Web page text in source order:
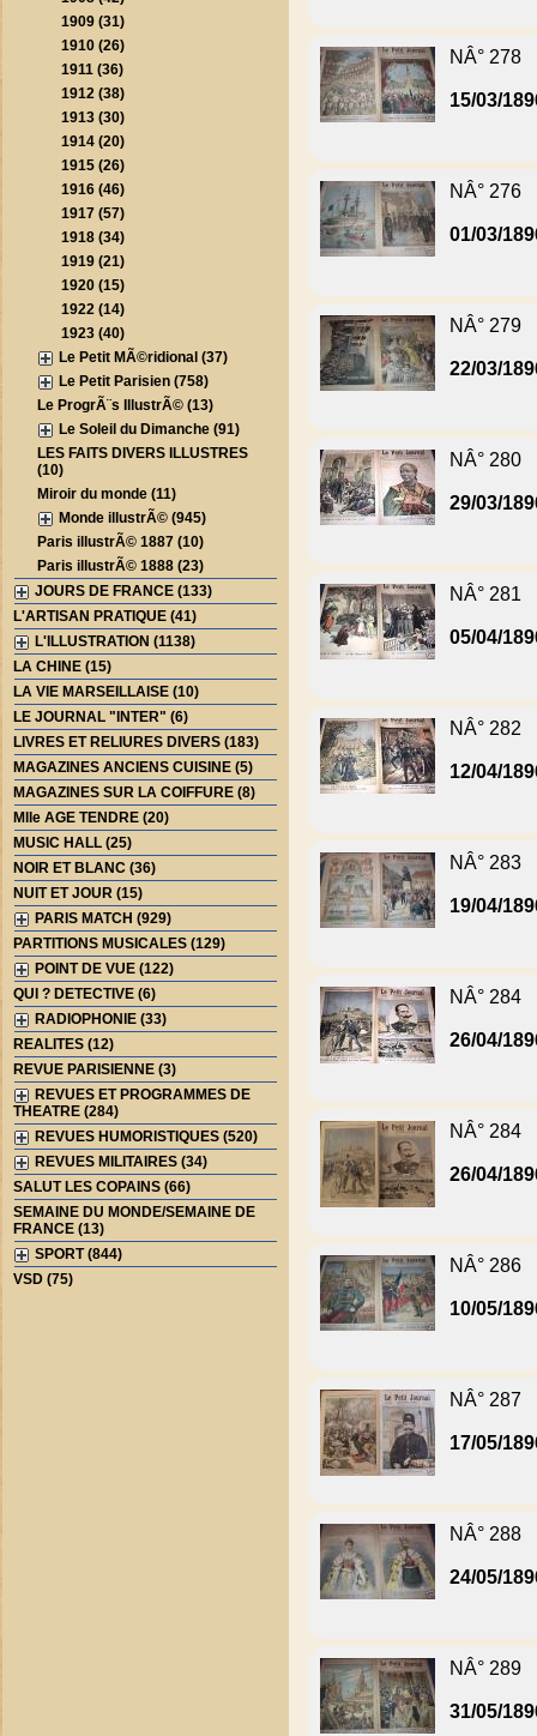
1909 (31)
1910 (26)
1911 (36)
1912 (38)
1913 (30)
1914 (20)
1915 (26)
1916 (46)
1917 (57)
1918 (34)
1919 (21)
1920 (15)
1922 (14)
1923 (40)
Le Petit MÃ©ridional (37)
Le Petit Parisien (758)
Le ProgrÃ¨s IllustrÃ© (13)
Le Soleil du Dimanche (91)
LES FAITS DIVERS ILLUSTRES
(10)
Miroir du monde (11)
Monde illustrÃ© (945)
Paris illustrÃ© 1887 (10)
Paris illustrÃ© 1888 (23)
JOURS DE FRANCE (133)
L'ARTISAN PRATIQUE (41)
L'ILLUSTRATION (1138)
LA CHINE (15)
LA VIE MARSEILLAISE (10)
LE JOURNAL "INTER" (6)
LIVRES ET RELIURES DIVERS (183)
MAGAZINES ANCIENS CUISINE (5)
MAGAZINES SUR LA COIFFURE (8)
Mlle AGE TENDRE (20)
MUSIC HALL (25)
NOIR ET BLANC (36)
NUIT ET JOUR (15)
PARIS MATCH (929)
PARTITIONS MUSICALES (129)
POINT DE VUE (122)
QUI ? DETECTIVE (6)
RADIOPHONIE (33)
REALITES (12)
REVUE PARISIENNE (3)
REVUES ET PROGRAMMES DE
THEATRE (284)
REVUES HUMORISTIQUES (520)
REVUES MILITAIRES (34)
SALUT LES COPAINS (66)
SEMAINE DU MONDE/SEMAINE DE
FRANCE (13)
SPORT (844)
VSD (75)
NÂ° 278
15/03/
NÂ° 276
01/03/
NÂ° 279
22/03/
NÂ° 280
29/03/
NÂ° 281
05/04/
NÂ° 282
12/04/
NÂ° 283
19/04/
NÂ° 284
26/04/
NÂ° 284
26/04/
NÂ° 286
10/05/
NÂ° 287
17/05/
NÂ° 288
24/05/
NÂ° 289
31/05/